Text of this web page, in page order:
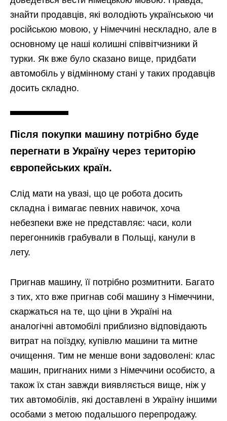
знайти продавців, які володіють українською чи
російською мовою, у Німеччині нескладно, але в
основному це наші колишні співвітчизники й
турки. Як вже було сказано вище, придбати
автомобіль у відмінному стані у таких продавців
досить складно.
Після покупки машину потрібно буде
перегнати в Україну через територію
європейських країн.
Слід мати на увазі, що це робота досить
складна і вимагає певних навичок, хоча
небезпеки вже не представляє: часи, коли
перегонників грабували в Польщі, канули в
лету.
Пригнав машину, її потрібно розмитнити. Багато
з тих, хто вже пригнав собі машину з Німеччини,
скаржаться на те, що ціни в Україні на
аналогічні автомобілі приблизно відповідають
витрат на поїздку, купівлю машини та митне
очищення. Тим не менше вони задоволені: клас
машин, пригнаних ними з Німеччини особисто, а
також їх стан завжди виявляється вище, ніж у
тих автомобілів, які доставлені в Україну іншими
особами з метою подальшого перепродажу.